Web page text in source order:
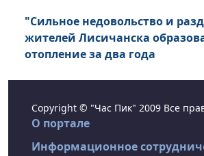
"Сильное недовольство и
жителей Лисичанска
отопление за два года
Copyright © "Час Пик" 2009 Все
О портале
Информационное